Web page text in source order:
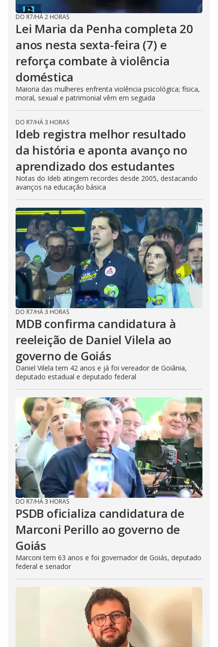
DO R7/HÁ 2 HORAS
Lei Maria da Penha completa 20
anos nesta sexta-feira (7) e
reforça combate à violência
doméstica
Maioria das mulheres enfrenta violência psicológica; física,
moral, sexual e patrimonial vêm em seguida
DO R7/HÁ 3 HORAS
Ideb registra melhor resultado
da história e aponta avanço no
aprendizado dos estudantes
Notas do Ideb atingem recordes desde 2005, destacando
avanços na educação básica
DO R7/HÁ 3 HORAS
MDB confirma candidatura à
reeleição de Daniel Vilela ao
governo de Goiás
Daniel Vilela tem 42 anos e já foi vereador de Goiânia,
deputado estadual e deputado federal
DO R7/HÁ 3 HORAS
PSDB oficializa candidatura de
Marconi Perillo ao governo de
Goiás
Marconi tem 63 anos e foi governador de Goiás, deputado
federal e senador